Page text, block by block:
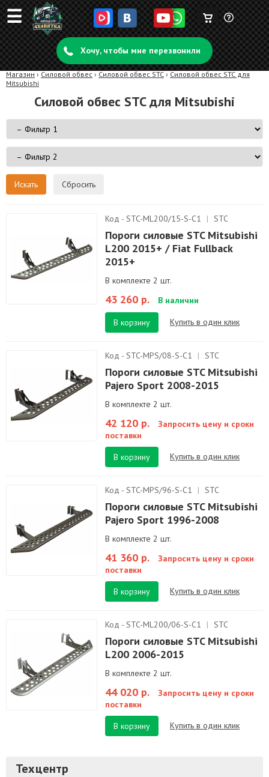
☰ Задать
вопрос
Корзина
пуста
Хочу, чтобы мне перезвонили
Магазин › Силовой обвес › Силовой обвес STC › Силовой обвес STC для
Mitsubishi
Силовой обвес STC для Mitsubishi
Сбросить
Код - STC-ML200/15-S-C1 | STC
Пороги силовые STC Mitsubishi
L200 2015+ / Fiat Fullback
2015+
В комплекте 2 шт.
43 260 р. В наличии
В корзину Купить в один клик
Код - STC-MPS/08-S-C1 | STC
Пороги силовые STC Mitsubishi
Pajero Sport 2008-2015
В комплекте 2 шт.
42 120 р.
Запросить цену и сроки
поставки
В корзину
Купить в один клик
Код - STC-MPS/96-S-C1 | STC
Пороги силовые STC Mitsubishi
Pajero Sport 1996-2008
В комплекте 2 шт.
41 360 р.
Запросить цену и сроки
поставки
В корзину
Купить в один клик
Код - STC-ML200/06-S-C1 | STC
Пороги силовые STC Mitsubishi
L200 2006-2015
В комплекте 2 шт.
44 020 р.
Запросить цену и сроки
поставки
В корзину
Купить в один клик
Техцентр